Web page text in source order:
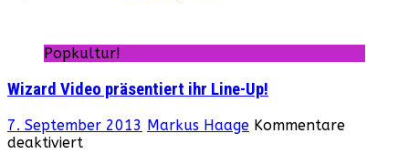
Popkultur!
Wizard Video präsentiert ihr Line-Up!
7. September 2013 Markus Haage Kommentare
deaktiviertfür